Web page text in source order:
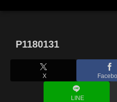
P1180131
X
LINE